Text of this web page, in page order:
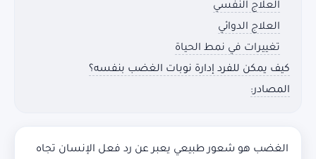
العلاج النفسي
العلاج الدوائي
تغييرات في نمط الحياة
كيف يمكن للفرد إدارة نوبات الغضب بنفسه؟
المصادر:
الغضب هو شعور طبيعي يعبر عن رد فعل الإنسان تجاه